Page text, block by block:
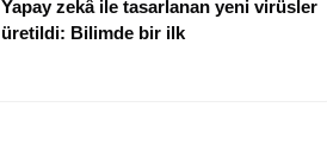
Yapay zekâ ile tasarlanan yeni virüsler
üretildi: Bilimde bir ilk